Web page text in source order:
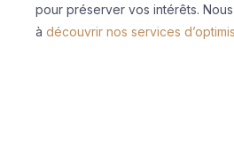
pour préserver vos intérêts.
à découvrir nos services